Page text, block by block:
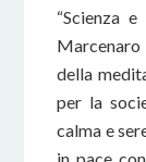
“Scienza
della
per la
calma e